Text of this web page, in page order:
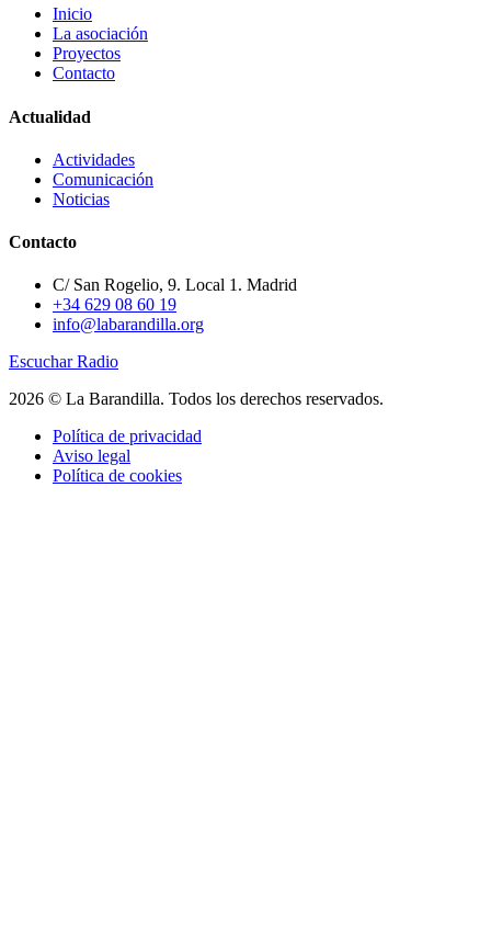
Inicio
La asociación
Proyectos
Contacto
Actualidad
Actividades
Comunicación
Noticias
Contacto
C/ San Rogelio, 9. Local 1. Madrid
+34 629 08 60 19
info@labarandilla.org
Escuchar Radio
2026 © La Barandilla. Todos los derechos reservados.
Política de privacidad
Aviso legal
Política de cookies